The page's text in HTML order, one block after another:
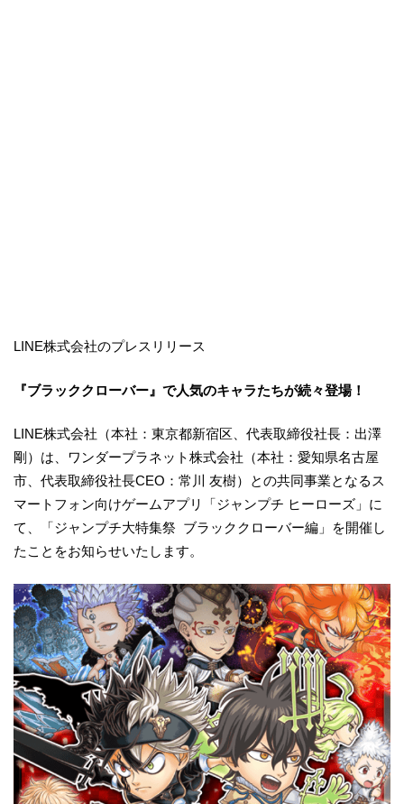
LINE株式会社のプレスリリース
『ブラッククローバー』で人気のキャラたちが続々登場！
LINE株式会社（本社：東京都新宿区、代表取締役社長：出澤
剛）は、ワンダープラネット株式会社（本社：愛知県名古屋
市、代表取締役社長CEO：常川 友樹）との共同事業となるス
マートフォン向けゲームアプリ「ジャンプチ ヒーローズ」に
て、「ジャンプチ大特集祭 ブラッククローバー編」を開催し
たことをお知らせいたします。